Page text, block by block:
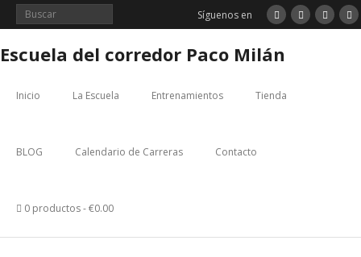
Saltar
Síguenos en
Escuela del corredor Paco Milán
Inicio La Escuela Entrenamientos Tienda
BLOG Calendario de Carreras Contacto
0 productos €0.00